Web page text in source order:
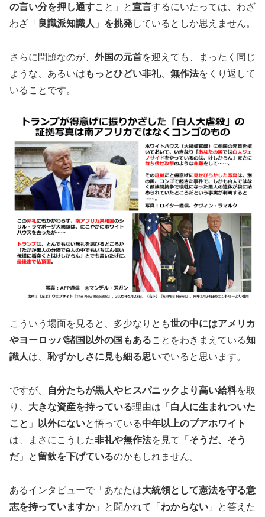
の言い分を押し通すこと」と宣言するにいたっては、わざ
わざ「 良識派知識人 」 を挑発しているとしか思えません。
さらに問題なのが、 外国の元首を迎えても、まったく同じ
ような、あるいは もっとひどい非礼、 無作法をくり返して
いることです。
こういう場面を見ると、多少なりとも世の中にはアメリカ
やヨーロッパ諸国以外の国もあることをわきまえている知
識人は、 恥ずかしさに見も細る思いでいると思います。
ですが、 自分たちが黒人やヒスパニックより高い給料を取
り、 大きな資産を持っている理由は「 白人に生まれついた
こと 」 以外にないと悟っている中年以上のプアホワイト
は、まさにこうした非礼や無作法を見て「 そうだ、そう
だ」と 留飲を下げているのかもしれません。
あるインタビューで「あなたは大統領として憲法を守る意
志を持っていますか」と聞かれて「 わからない 」と答えた